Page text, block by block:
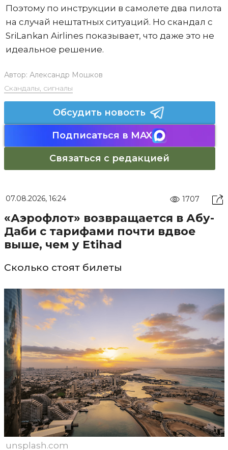
Поэтому по инструкции в самолете два пилота
на случай нештатных ситуаций. Но скандал с
SriLankan Airlines показывает, что даже это не
идеальное решение.
Автор: Александр Мошков
Скандалы, сигналы
Обсудить новость
Подписаться в MAX
Связаться с редакцией
07.08.2026, 16:24 1707
«Аэрофлот» возвращается в Абу-
Даби с тарифами почти вдвое
выше, чем у Etihad
Сколько стоят билеты
unsplash.com